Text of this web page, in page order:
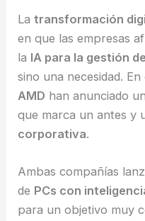
Latransformación
en que las empresas
la IA para la gestión
sino una necesidad.
AMD han anunciado
que marca un antes y
corporativa.
Ambas compañías
de PCs con
para un objetivo muy